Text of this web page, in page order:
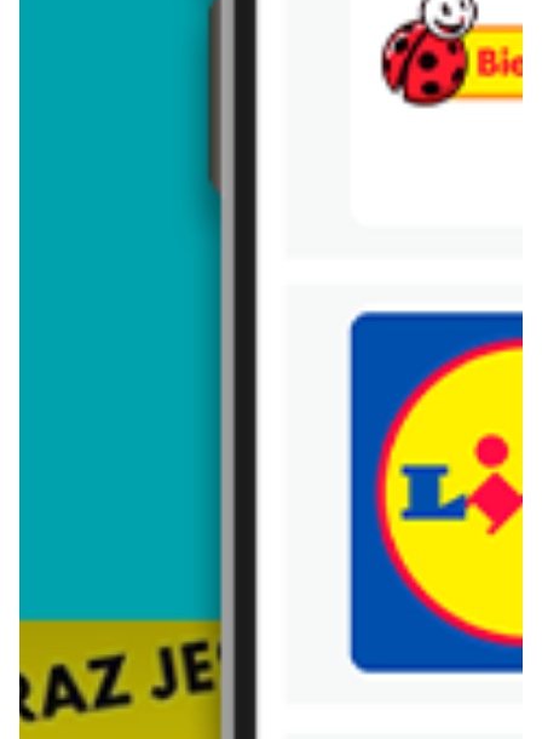
Trafiłeś na nieaktualną gazetkę
Zobacz aktualne gazetki Blix!